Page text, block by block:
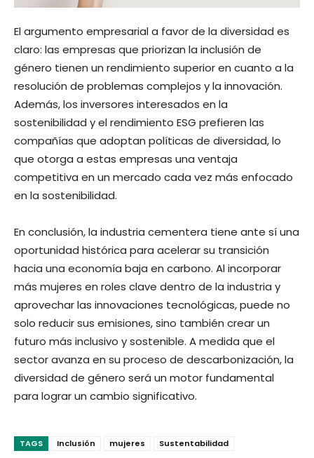
El argumento empresarial a favor de la diversidad es
claro: las empresas que priorizan la inclusión de
género tienen un rendimiento superior en cuanto a la
resolución de problemas complejos y la innovación.
Además, los inversores interesados ​​en la
sostenibilidad y el rendimiento ESG prefieren las
compañías que adoptan políticas de diversidad, lo
que otorga a estas empresas una ventaja
competitiva en un mercado cada vez más enfocado
en la sostenibilidad.
En conclusión, la industria cementera tiene ante sí una
oportunidad histórica para acelerar su transición
hacia una economía baja en carbono. Al incorporar
más mujeres en roles clave dentro de la industria y
aprovechar las innovaciones tecnológicas, puede no
solo reducir sus emisiones, sino también crear un
futuro más inclusivo y sostenible. A medida que el
sector avanza en su proceso de descarbonización, la
diversidad de género será un motor fundamental
para lograr un cambio significativo.
TAGS Inclusión mujeres Sustentabilidad